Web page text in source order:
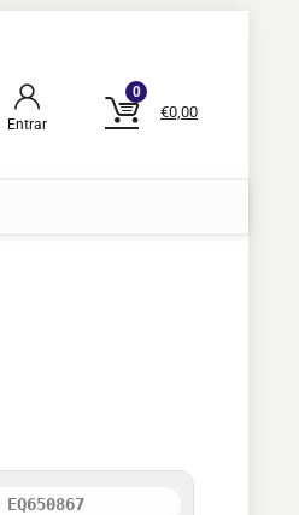
Entrar
0
€0,00